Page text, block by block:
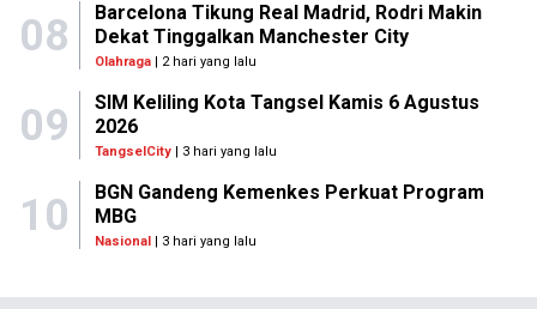
08
Barcelona Tikung Real Madrid, Rodri Makin
Dekat Tinggalkan Manchester City
Olahraga| 2 hari yang lalu
09
SIM Keliling Kota Tangsel Kamis 6 Agustus
2026
TangselCity| 3 hari yang lalu
10
BGN Gandeng Kemenkes Perkuat Program
MBG
Nasional| 3 hari yang lalu